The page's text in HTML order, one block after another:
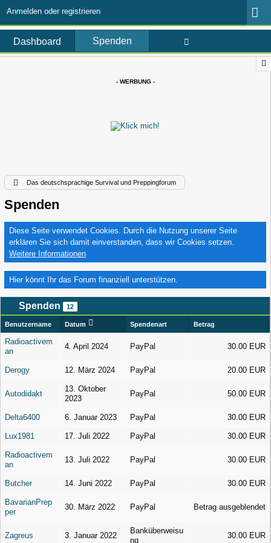
Anmelden oder registrieren
Dashboard Spenden
- WERBUNG -
Das deutschsprachige Survival und Preppingforum
Spenden
Diese Seite verwendet Cookies. Durch die Nutzung unserer Seite
erklären Sie sich damit einverstanden, dass wir Cookies setzen.
Weitere Informationen
Hier könnt Ihr das Forum finanziell unterstützen.
Spenden 12
Benutzername Datum Spendenart Betrag
Radioactivem
an
4. April 2024 PayPal 30.00 EUR
Derogy 12. März 2024 PayPal 20.00 EUR
Autodidakt
13. Oktober
2023
PayPal 50.00 EUR
Delta6400 6. Januar 2023 PayPal 30.00 EUR
Lux1981 17. Juli 2022 PayPal 30.00 EUR
Radioactivem
an
13. Juli 2022 PayPal 30.00 EUR
Butcher 14. Juni 2022 PayPal 30.00 EUR
BavarianPrep
per
30. März 2022 PayPal Betrag ausgeblendet
Zagreus 3. Januar 2022
Banküberweisu
ng
30.00 EUR